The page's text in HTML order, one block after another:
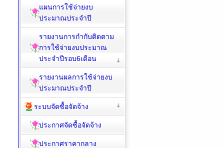
แผนการใช้จ่ายงบ
ประมาณประจำปี
รายงานการกำกับติดตาม
การใช้จ่ายงบประมาณ
ประจำปีรอบ6เดือน
รายงานผลการใช้จ่ายงบ
ประมาณประจำปี
ระบบจัดซื้อจัดจ้าง
ประกาศจัดซื้อจัดจ้าง
ประกาศราคากลาง